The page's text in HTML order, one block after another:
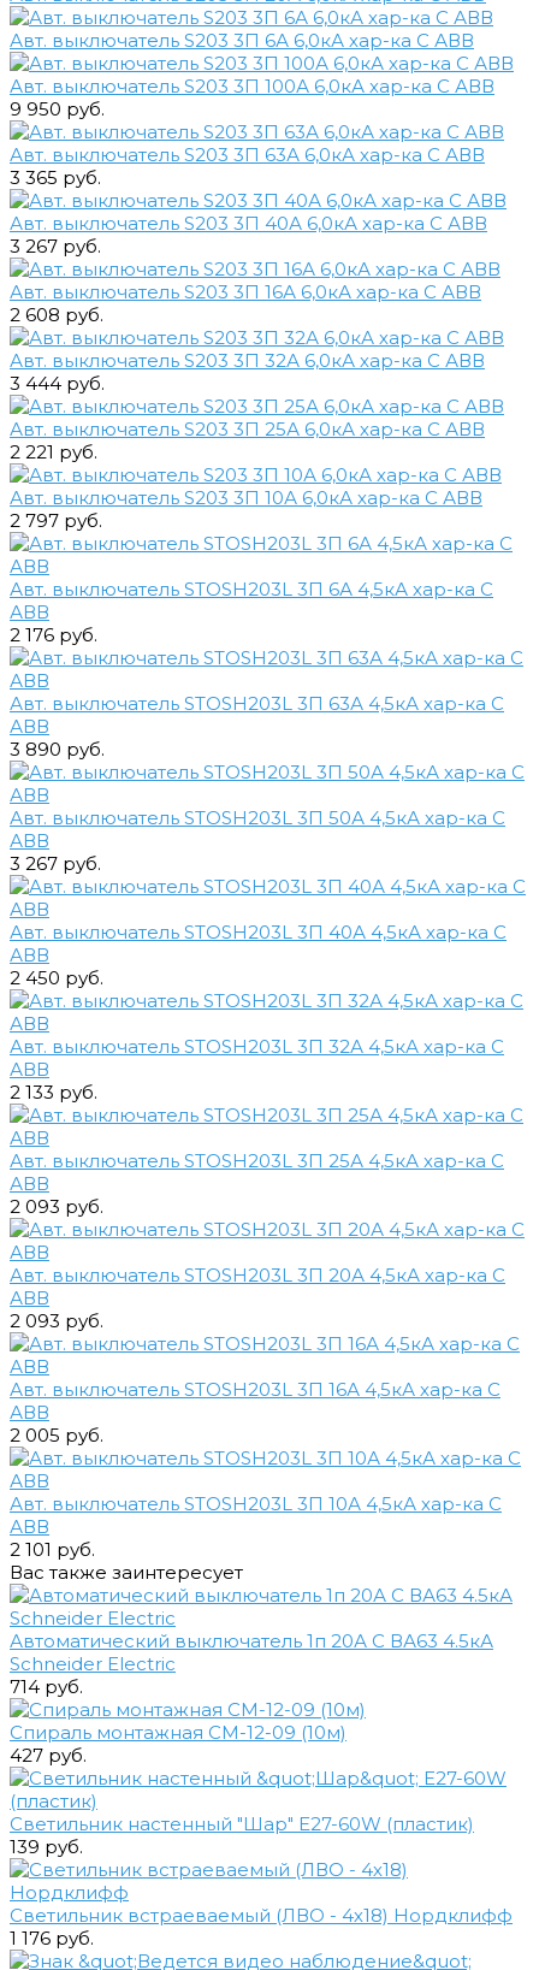
Авт. выключатель S203 3П 6А 6,0кА хар-ка С АВВ
Авт. выключатель S203 3П 100А 6,0кА хар-ка С АВВ
9 950 руб.
Авт. выключатель S203 3П 63А 6,0кА хар-ка С АВВ
3 365 руб.
Авт. выключатель S203 3П 40А 6,0кА хар-ка С АВВ
3 267 руб.
Авт. выключатель S203 3П 16А 6,0кА хар-ка С АВВ
2 608 руб.
Авт. выключатель S203 3П 32А 6,0кА хар-ка С АВВ
3 444 руб.
Авт. выключатель S203 3П 25А 6,0кА хар-ка С АВВ
2 221 руб.
Авт. выключатель S203 3П 10А 6,0кА хар-ка С АВВ
2 797 руб.
Авт. выключатель STOSH203L 3П 6А 4,5кА хар-ка С
АВВ
2 176 руб.
Авт. выключатель STOSH203L 3П 63А 4,5кА хар-ка С
АВВ
3 890 руб.
Авт. выключатель STOSH203L 3П 50А 4,5кА хар-ка С
АВВ
3 267 руб.
Авт. выключатель STOSH203L 3П 40А 4,5кА хар-ка С
АВВ
2 450 руб.
Авт. выключатель STOSH203L 3П 32А 4,5кА хар-ка С
АВВ
2 133 руб.
Авт. выключатель STOSH203L 3П 25А 4,5кА хар-ка С
АВВ
2 093 руб.
Авт. выключатель STOSH203L 3П 20А 4,5кА хар-ка С
АВВ
2 093 руб.
Авт. выключатель STOSH203L 3П 16А 4,5кА хар-ка С
АВВ
2 005 руб.
Авт. выключатель STOSH203L 3П 10А 4,5кА хар-ка С
АВВ
2 101 руб.
Вас также заинтересует
Автоматический выключатель 1п 20А С ВА63 4.5кА
Schneider Electric
714 руб.
Спираль монтажная СМ-12-09 (10м)
427 руб.
Светильник настенный "Шар" Е27-60W (пластик)
139 руб.
Светильник встраеваемый (ЛВО - 4х18) Нордклифф
1 176 руб.